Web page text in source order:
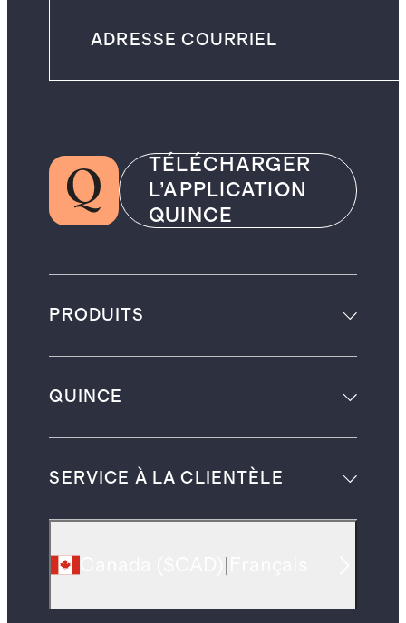
TÉLÉCHARGER
L’APPLICATION
QUINCE
PRODUITS
QUINCE
SERVICE À LA CLIENTÈLE